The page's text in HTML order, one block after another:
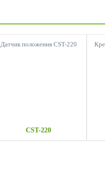
Датчик положения CST-220
CST-220